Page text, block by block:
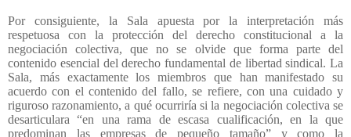
Por consiguiente, la Sala apuesta por la interpretación más
respetuosa con la protección del derecho constitucional a la
negociación colectiva, que no se olvide que forma parte del
contenido esencial del derecho fundamental de libertad sindical. La
Sala, más exactamente los miembros que han manifestado su
acuerdo con el contenido del fallo, se refiere, con una cuidado y
riguroso razonamiento, a qué ocurriría si la negociación colectiva se
desarticulara “en una rama de escasa cualificación, en la que
predominan las empresas de pequeño tamaño” y como la